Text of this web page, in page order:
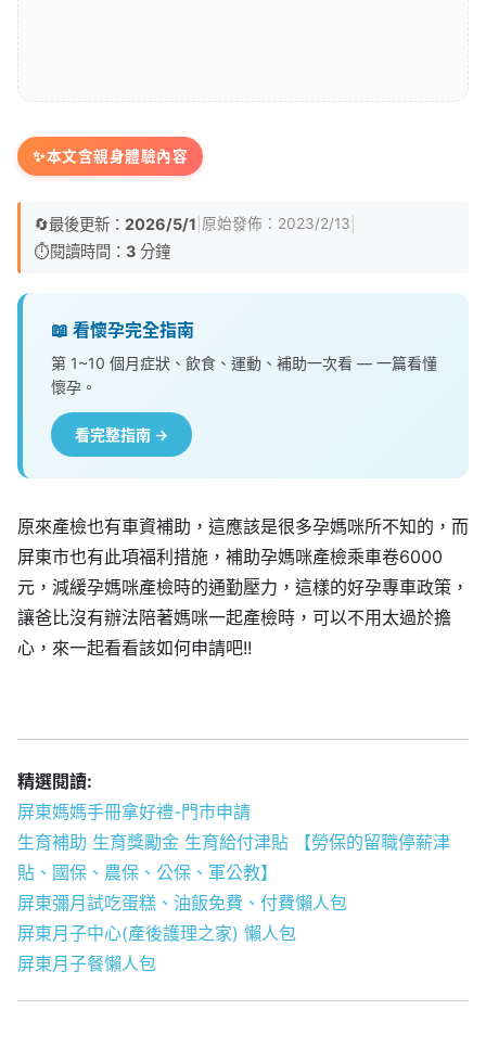
✨本文含親身體驗內容
🔄最後更新： 2026/5/1 原始發佈： 2023/2/13
⏱️閱讀時間： 3 分鐘
📖 看懷孕完全指南
第 1~10 個月症狀、飲食、運動、補助一次看 — 一篇看懂
懷孕。
看完整指南 →
原來產檢也有車資補助，這應該是很多孕媽咪所不知的，而
屏東市也有此項福利措施，補助孕媽咪產檢乘車卷6000
元，減緩孕媽咪產檢時的通勤壓力，這樣的好孕專車政策，
讓爸比沒有辦法陪著媽咪一起產檢時，可以不用太過於擔
心，來一起看看該如何申請吧!!
精選閱讀:
屏東媽媽手冊拿好禮-門市申請
生育補助 生育獎勵金 生育給付津貼 【勞保的留職停薪津
貼、國保、農保、公保、軍公教】
屏東彌月試吃蛋糕、油飯免費、付費懶人包
屏東月子中心(產後護理之家) 懶人包
屏東月子餐懶人包